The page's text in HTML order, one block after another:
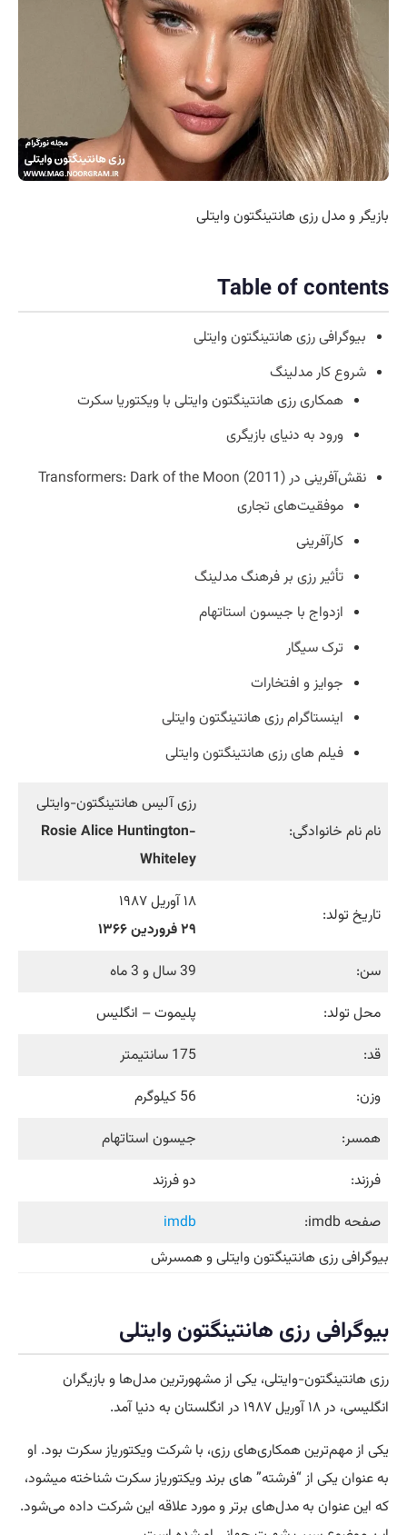
بازیگر و مدل رزی هانتینگتون وایتلی
Table of contents
بیوگرافی رزی هانتینگتون وایتلی
شروع کار مدلینگ
همکاری رزی هانتینگتون وایتلی با ویکتوریا سکرت
ورود به دنیای بازیگری
نقش‌آفرینی در Transformers: Dark of the Moon (2011)
موفقیت‌های تجاری
کارآفرینی
تأثیر رزی بر فرهنگ مدلینگ
ازدواج با جیسون استاتهام
ترک سیگار
جوایز و افتخارات
اینستاگرام رزی هانتینگتون وایتلی
فیلم‌ های رزی هانتینگتون وایتلی
نام نام خانوادگی:
رزی آلیس هانتینگتون-وایتلی
Rosie Alice Huntington-
Whiteley
تاریخ تولد:
۱۸ آوریل ۱۹۸۷
۲۹ فروردین ۱۳۶۶
سن:
39 سال و 3 ماه
محل تولد:
پلیموت – انگلیس
قد:
175 سانتیمتر
وزن:
56 کیلوگرم
همسر:
جیسون استاتهام
فرزند:
دو فرزند
صفحه imdb:
imdb
بیوگرافی رزی هانتینگتون وایتلی و همسرش
بیوگرافی رزی هانتینگتون وایتلی
رزی هانتینگتون-وایتلی، یکی از مشهورترین مدل‌ها و بازیگران
انگلیسی، در ۱۸ آوریل ۱۹۸۷ در انگلستان به دنیا آمد.
یکی از مهم‌ترین همکاری‌های رزی، با شرکت ویکتوریا‌ز سکرت بود. او
به عنوان یکی از “فرشته” های برند ویکتوریا‌ز سکرت شناخته میشود،
که این عنوان به مدل‌های برتر و مورد علاقه این شرکت داده می‌شود.